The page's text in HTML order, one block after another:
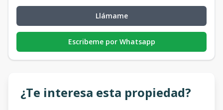
Llámame
Escribeme por Whatsapp
¿Te interesa esta propiedad?